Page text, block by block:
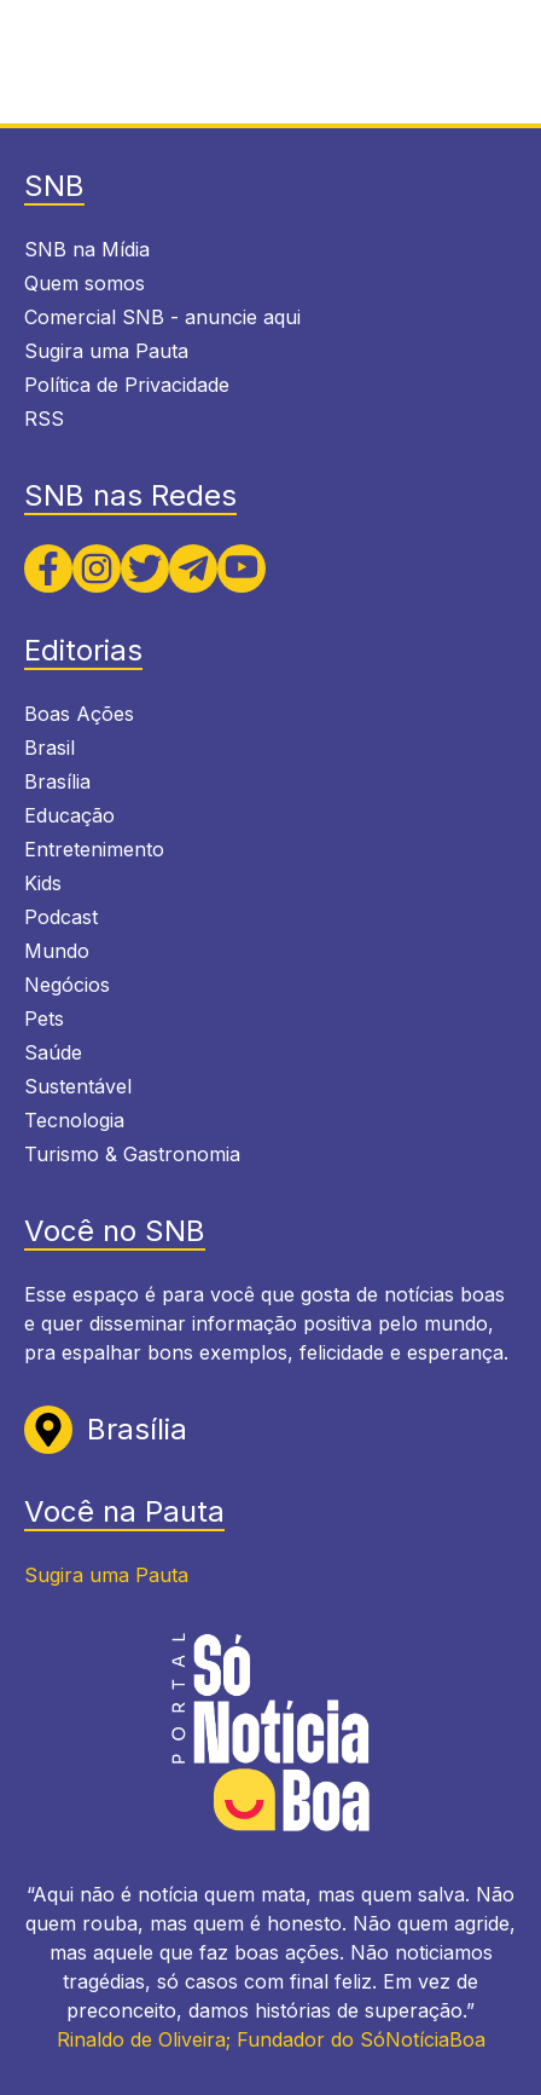
SNB
SNB na Mídia
Quem somos
Comercial SNB - anuncie aqui
Sugira uma Pauta
Política de Privacidade
RSS
SNB nas Redes
Editorias
Boas Ações
Brasil
Brasília
Educação
Entretenimento
Kids
Podcast
Mundo
Negócios
Pets
Saúde
Sustentável
Tecnologia
Turismo & Gastronomia
Você no SNB
Esse espaço é para você que gosta de notícias boas
e quer disseminar informação positiva pelo mundo,
pra espalhar bons exemplos, felicidade e esperança.
Brasília
Você na Pauta
Sugira uma Pauta
“Aqui não é notícia quem mata, mas quem salva. Não
quem rouba, mas quem é honesto. Não quem agride,
mas aquele que faz boas ações. Não noticiamos
tragédias, só casos com final feliz. Em vez de
preconceito, damos histórias de superação.”
Rinaldo de Oliveira; Fundador do SóNotíciaBoa